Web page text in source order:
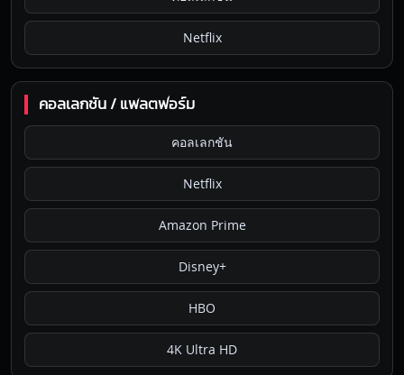
Netflix
คอลเลกชัน / แพลตฟอร์ม
คอลเลกชัน
Netflix
Amazon Prime
Disney+
HBO
4K Ultra HD